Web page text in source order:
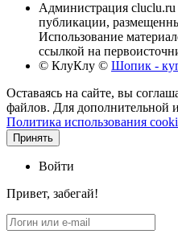
Администрация cluclu.ru
публикации,
Использование
ссылкой на
© КлуКлу © Шопик -
Оставаясь на сайте, вы
файлов. Для дополнительной
Политика использования
Принять
Войти
Привет, забегай!